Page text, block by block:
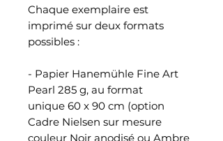
Chaque exemplaire est
imprimé sur deux formats
possibles :
- Papier Hanemühle Fine Art
Pearl 285 g, au format
unique 60 x 90 cm (option
Cadre Nielsen sur mesure
couleur Noir anodisé ou Ambre